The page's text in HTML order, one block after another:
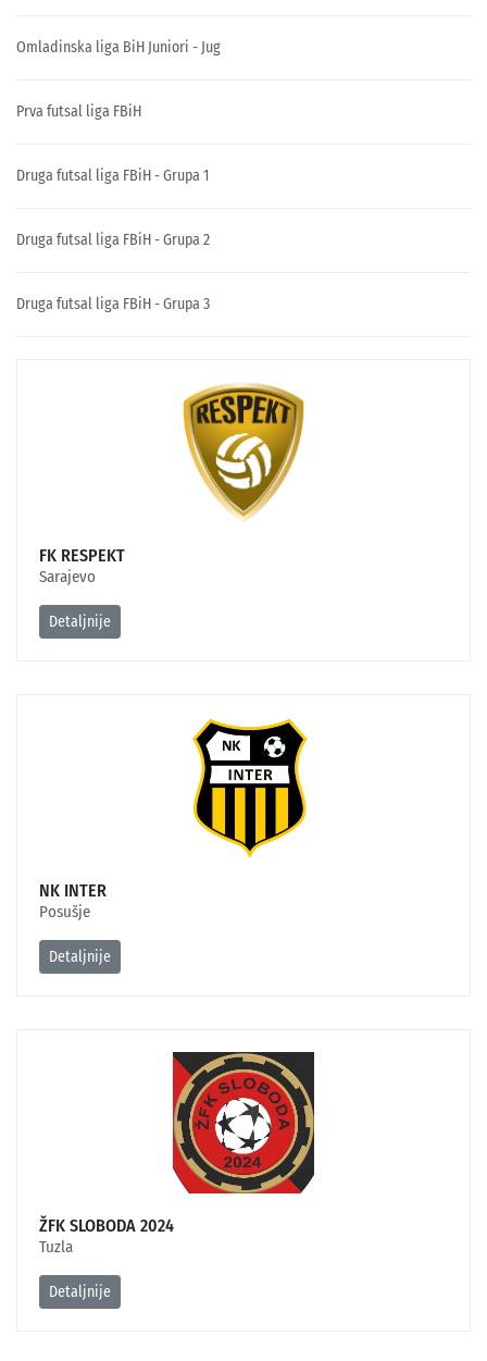
Omladinska liga BiH Juniori - Jug
Prva futsal liga FBiH
Druga futsal liga FBiH - Grupa 1
Druga futsal liga FBiH - Grupa 2
Druga futsal liga FBiH - Grupa 3
FK RESPEKT
Sarajevo
Detaljnije
NK INTER
Posušje
Detaljnije
ŽFK SLOBODA 2024
Tuzla
Detaljnije